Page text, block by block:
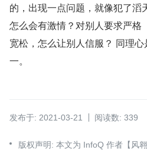
的，出现一点问题，就像犯了滔
怎么会有激情？对别人要求严格
宽松，怎么让别人信服？ 同理
一。
发布于: 2021-03-21 阅读数: 339
版权声明: 本文为 InfoQ 作者【风